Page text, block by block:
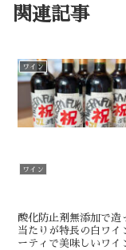
関連記事
ワイン
ワイン
酸化防止剤無添加で造
当たりが特長の白ワイ
ーティで美味しいワイ